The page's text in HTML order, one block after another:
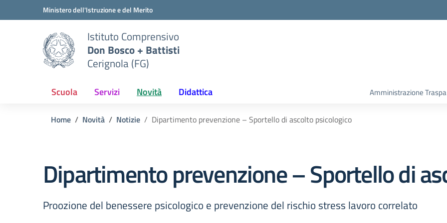
Vai ai contenuti
Vai al menu di navigazioneMinistero dell'Istruzione e del Merito
Istituto Comprensivo
Don Bosco + Battisti
Cerignola (FG)
Scuola Servizi Novità Didattica Amministrazione
Home Novità Notizie Dipartimento prevenzione – Sportello di ascolto psicologico
Dipartimento prevenzione – Sportello di
Proozione del benessere psicologico e prevenzione del rischio stress lavoro correlato